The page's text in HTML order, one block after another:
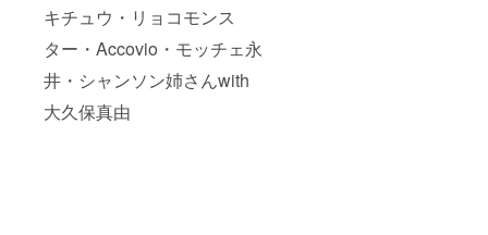
キチュウ・リョコモンス
ター・Accovio・モッチェ永
井・シャンソン姉さんwith
大久保真由